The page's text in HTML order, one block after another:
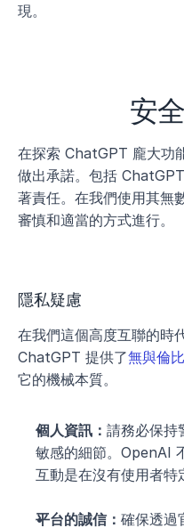
現。
安
在探索 ChatGPT 龐大功
做出承諾。包括
著責任。在我們使用其無
審慎和適當的方式進行。
隱私疑慮
在我們這個高度互聯的時
ChatGPT 提供了無與倫
它的機械本質。
個人資訊： 請務必保持
敏感的細節。OpenAI
互動是在沒有使用者特
平台的誠信： 確保透過